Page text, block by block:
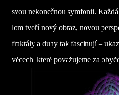
svou nekonečnou symfonii.
lom tvoří nový obraz, novou
fraktály a duhy tak fascinují –
věcech, které považujeme za